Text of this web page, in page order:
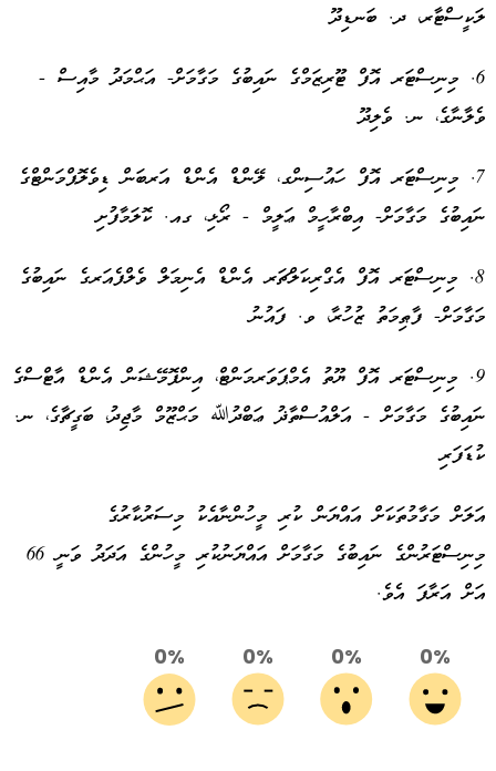
ލަކީސްޓާރ، ދ. ބަނޑިދޫ
6. މިނިސްޓަރ އޮފް ޓޫރިޒަމްގެ ނައިބުގެ މަގާމަށް- އަޙްމަދު މާއިސް -
ވެލާނާގެ، ނ. ވެލިދޫ
7. މިނިސްޓަރ އޮފް ހައުސިންގ، ލޭންޑް އެންޑް އަރބަން ޑިވެލޮޕްމަންޓްގެ
ނައިބުގެ މަގާމަށް- އިބްރާހީމް ޢަލީމް - ރޯޅި، ގއ. ކޮލަމާފުށި
8. މިނިސްޓަރ އޮފް އެގްރިކަލްޗަރ އެންޑް އެނިމަލް ވެލްފެއަރގެ ނައިބުގެ
މަގާމަށް- ފާޠިމަތު ޒުހުރާ، ވ. ފައުނު
9. މިނިސްޓަރ އޮފް ޔޫތު އެމްޕަވަރމަންޓް، އިންފޮމޭޝަން އެންޑް އާޓްސްގެ
ނައިބުގެ މަގާމަށް - އަލްއުސްތާޛު ޢަބްދުﷲ މަޙްޒޫމް މާޖިދު، ބަގީޗާގެ، ނ.
ކުޑަފަރި
އަލަށް މަގާމުތަކަށް އައްޔަން ކުރި މީހުންނާއެކު މިސަރުކާރުގެ
މިނިސްޓަރުންގެ ނައިބުގެ މަގާމަށް އައްޔަނުކުރި މީހުންގެ އަދަދު ވަނީ 66
އަށް އަރާފަ އެވެ.
0%
0%
0%
0%